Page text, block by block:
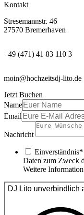
Kontakt
Stresemannstr. 46
27570 Bremerhaven
+49 (471) 41 83 110 3
moin@hochzeitsdj-lito.de
Jetzt Buchen
Name
Email
Nachricht
Daten zum Zweck
Weitere
DJ Lito unverbindlich